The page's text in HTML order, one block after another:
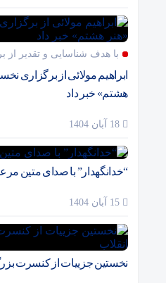
با هدف شناسایی و تقدیر از
ابراهیم مولائی از برگزاری
هشتم» خبر داد
“خدانگهدار” با صدای متین
نخستین جزییات از کنسرت